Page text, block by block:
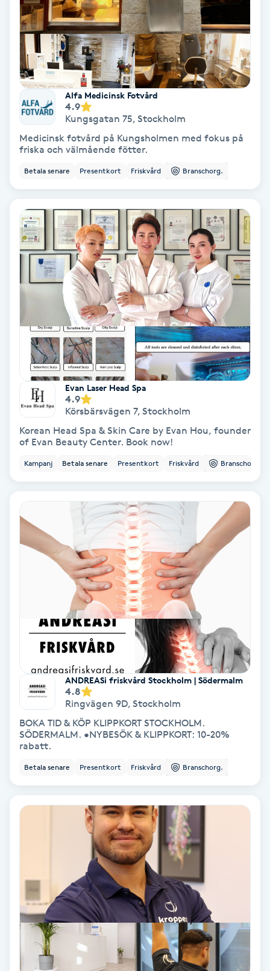
Dermapen
Diamantslipning
Enzympeeling
Extensions
Face framing
Faceliftmassage
Fet hårbotten
Fettreducering
Fibromassage
Fillers
Fotmassage
Fotsvamp
Fotvård
Fransar
Fransborttagning
Fransfärgning
Fransförlängning
Fransförlängning Megavolym
Fransförlängning Volym
Fransk manikyr
Fransrengöring
Friskvårdsmassage
Frisör
Funktionsanalys
Alfa Medicinsk Fotvård
4.9
Kungsgatan 75, Stockholm
Medicinsk fotvård på Kungsholmen med fokus på
friska och välmående fötter.
Betala senare Presentkort Friskvård Branschorg.
Evan Laser Head Spa
4.9
Körsbärsvägen 7, Stockholm
Korean Head Spa & Skin Care by Evan Hou, founder
of Evan Beauty Center. Book now!
Kampanj Betala senare Presentkort Friskvård Branschorg.
ANDREASi friskvård Stockholm | Södermalm
4.8
Ringvägen 9D, Stockholm
BOKA TID & KÖP KLIPPKORT STOCKHOLM.
SÖDERMALM. •NYBESÖK & KLIPPKORT: 10-20%
rabatt.
Betala senare Presentkort Friskvård Branschorg.